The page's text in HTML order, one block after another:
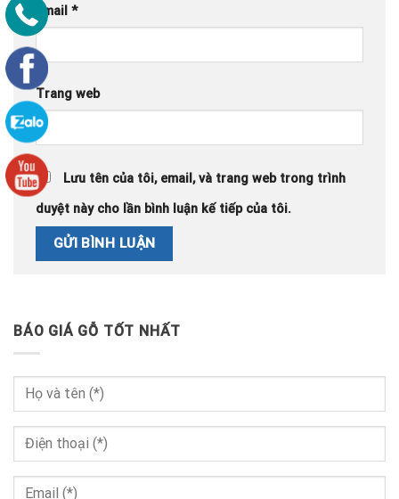
Email *
Trang web
Lưu tên của tôi, email, và trang web trong trình
duyệt này cho lần bình luận kế tiếp của tôi.
BÁO GIÁ GỖ TỐT NHẤT